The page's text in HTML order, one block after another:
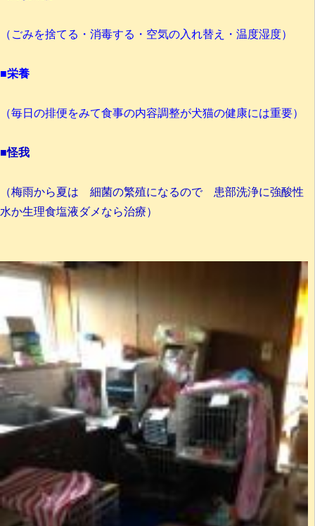
（ごみを捨てる・消毒する・空気の入れ替え・温度湿度）
■栄養
（毎日の排便をみて食事の内容調整が犬猫の健康には重要）
■怪我
（梅雨から夏は 細菌の繁殖になるので 患部洗浄に強酸性
水か生理食塩液ダメなら治療）